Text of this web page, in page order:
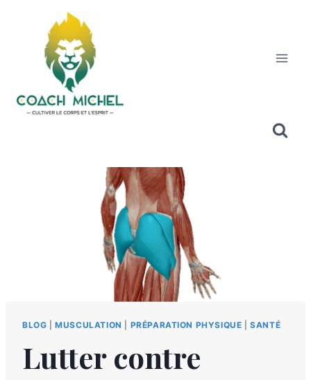
BLOG |MUSCULATION PRÉPARATION PHYSIQUE |SANTÉ
Lutter contre